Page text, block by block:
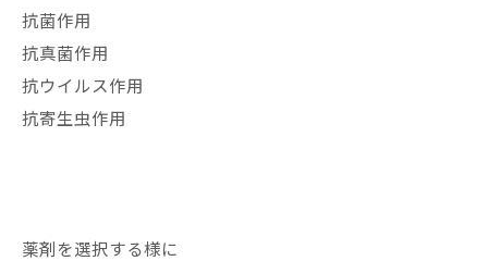
抗菌作用
抗真菌作用
抗ウイルス作用
抗寄生虫作用
薬剤を選択する様に